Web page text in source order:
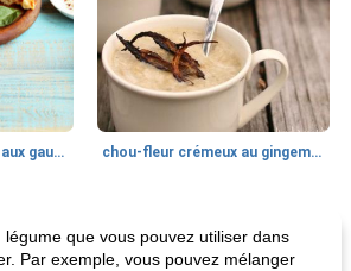
sandwich au poulet et aux gaufres chou-fleur crémeux au gingembre
légume que vous pouvez utiliser dans
Par exemple, vous pouvez mélanger